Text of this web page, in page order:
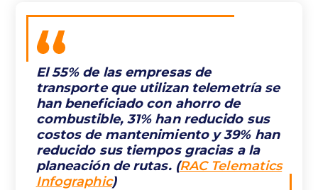
El 55% de las empresas de
transporte que utilizan telemetría se
han beneficiado con ahorro de
combustible, 31% han reducido sus
costos de mantenimiento y 39% han
reducido sus tiempos gracias a la
planeación de rutas. (RAC Telematics
Infographic)